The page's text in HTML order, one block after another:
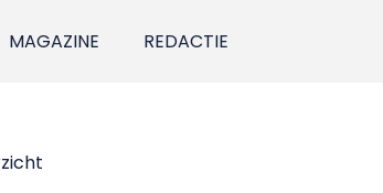
MAGAZINE REDACTIE